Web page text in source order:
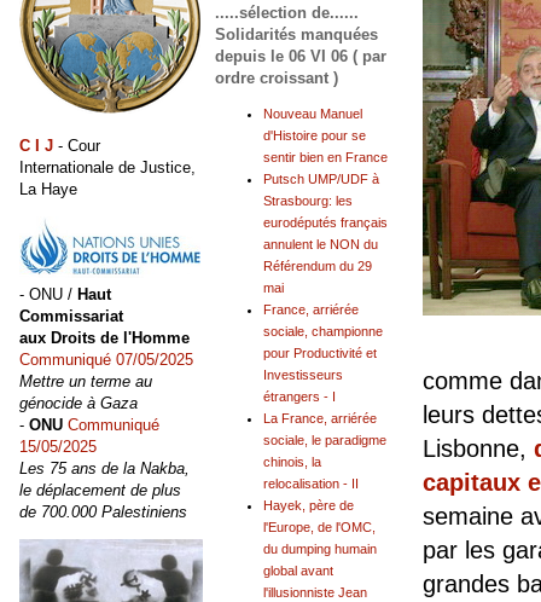
comme
leurs
Lisbonne,
capitaux
semaine
par les
grandes
.....sélection de......
Solidarités manquées
depuis le 06 VI 06 ( par
ordre croissant )
Nouveau Manuel
d'Histoire pour se
sentir bien en France
Putsch UMP/UDF à
Strasbourg: les
eurodéputés français
annulent le NON du
Référendum du 29
mai
France, arriérée
sociale, championne
pour Productivité et
Investisseurs
étrangers - I
La France, arriérée
sociale, le paradigme
chinois, la
relocalisation - II
Hayek, père de
l'Europe, de l'OMC,
du dumping humain
global avant
l'illusionniste Jean
C I J - Cour
Internationale de Justice,
La Haye
- ONU / Haut
Commissariat
aux Droits de l'Homme
Communiqué 07/05/2025
Mettre un terme au
génocide à Gaza
- ONU Communiqué
15/05/2025
Les 75 ans de la Nakba,
le déplacement de plus
de 700.000 Palestiniens